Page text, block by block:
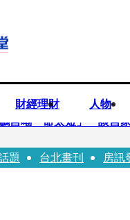
財經理財 人物
自嘲「命太短」 談自
」 黃暐瀚分析台東戰況
題 台北畫刊 房訊